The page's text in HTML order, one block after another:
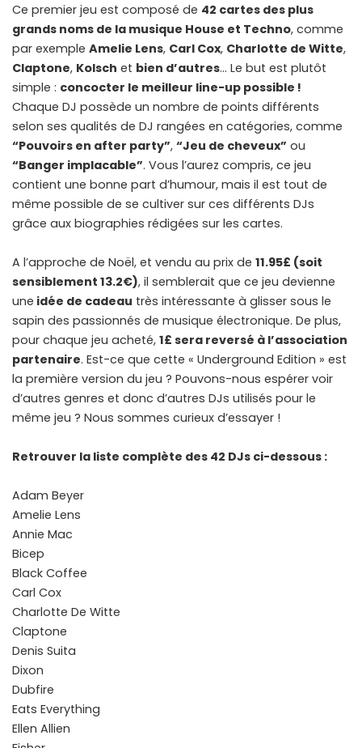
Ce premier jeu est composé de 42 cartes des plus
grands noms de la musique House et Techno, comme
par exemple Amelie Lens, Carl Cox, Charlotte de Witte,
Claptone, Kolsch et bien d’autres… Le but est plutôt
simple : concocter le meilleur line-up possible !
Chaque DJ possède un nombre de points différents
selon ses qualités de DJ rangées en catégories, comme
“Pouvoirs en after party”, “Jeu de cheveux” ou
“Banger implacable”. Vous l’aurez compris, ce jeu
contient une bonne part d’humour, mais il est tout de
même possible de se cultiver sur ces différents DJs
grâce aux biographies rédigées sur les cartes.
A l’approche de Noël, et vendu au prix de 11.95£ (soit
sensiblement 13.2€), il semblerait que ce jeu devienne
une idée de cadeau très intéressante à glisser sous le
sapin des passionnés de musique électronique. De plus,
pour chaque jeu acheté, 1£ sera reversé à l’association
partenaire. Est-ce que cette « Underground Edition » est
la première version du jeu ? Pouvons-nous espérer voir
d’autres genres et donc d’autres DJs utilisés pour le
même jeu ? Nous sommes curieux d’essayer !
Retrouver la liste complète des 42 DJs ci-dessous :
Adam Beyer
Amelie Lens
Annie Mac
Bicep
Black Coffee
Carl Cox
Charlotte De Witte
Claptone
Denis Suita
Dixon
Dubfire
Eats Everything
Ellen Allien